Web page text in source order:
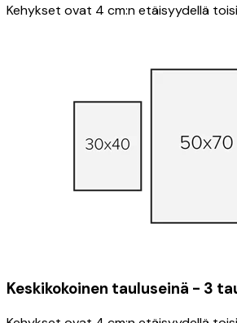
Kehykset ovat 4 cm:n etäisyydellä
Keskikokoinen tauluseinä - 3